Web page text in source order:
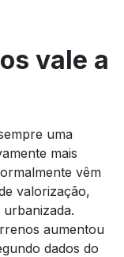
vale a
uma
mais
vêm
valorização,
aumentou
dados do